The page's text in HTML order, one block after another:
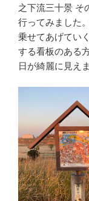
之下流三十景 そ
行ってみました
乗せてあげてい
する看板のある
日が綺麗に見えま